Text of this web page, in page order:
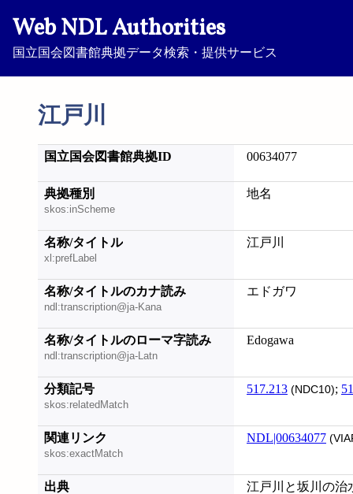
Web NDL Authorities
国立国会図書館典拠データ検索・提供サービス
江戸川
国立国会図書館典拠ID 00634077
典拠種別
skos:inScheme
地名
名称/タイトル
xl:prefLabel
江戸川
名称/タイトルのカナ読み
ndl:transcription@ja-Kana
エドガワ
名称/タイトルのローマ字読み
ndl:transcription@ja-Latn
Edogawa
分類記号
skos:relatedMatch
517.213 (NDC10);
関連リンク
skos:exactMatch
NDL|00634077
出典 江戸川と坂川の治